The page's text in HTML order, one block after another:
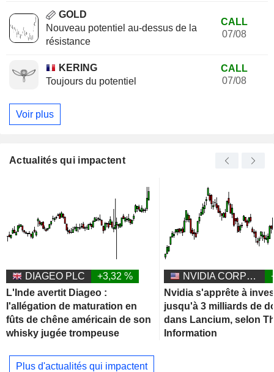
GOLD
Nouveau potentiel au-dessus de la
résistance
CALL
07/08
KERING
Toujours du potentiel
CALL
07/08
Voir plus
Actualités qui impactent
DIAGEO PLC
+3,32 %
L'Inde avertit Diageo :
l'allégation de maturation en
fûts de chêne américain de son
whisky jugée trompeuse
NVIDIA CORPORATION
Nvidia s'apprête à
jusqu'à 3 milliards de
dans Lancium, selon
Information
Plus d'actualités qui impactent